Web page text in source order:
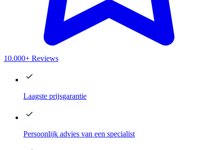
10.000+ Reviews
Laagste prijsgarantie
Persoonlijk advies van een specialist